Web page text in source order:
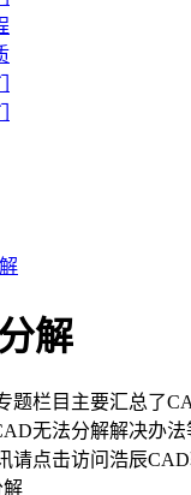
解
题栏目主要汇总了
无法分解解决办
请点击访问浩辰CAD